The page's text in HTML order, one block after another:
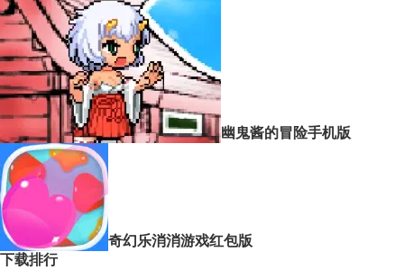
幽鬼酱的冒险手机版
奇幻乐消消游戏红包版
下载排行